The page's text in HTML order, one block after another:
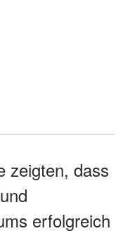
zeigten, dass
erfolgreich